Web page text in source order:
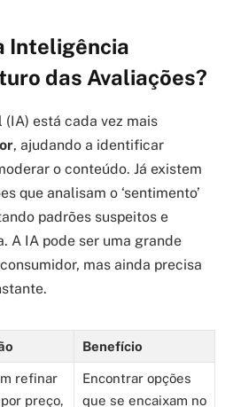
Inteligência
das Avaliações?
está cada vez mais
, ajudando a identificar
o conteúdo. Já existem
que analisam o ‘sentimento’
padrões suspeitos e
A IA pode ser uma grande
mas ainda precisa
Benefício
refinar
preço,
Encontrar opções
que se encaixam no